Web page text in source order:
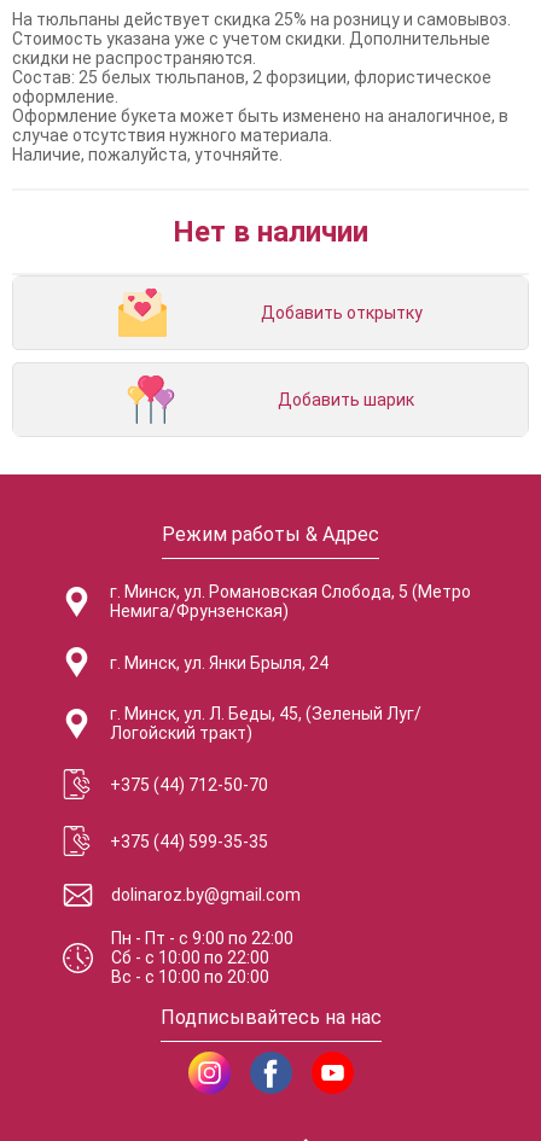
На тюльпаны действует скидка 25% на розницу и самовывоз.
Стоимость указана уже с учетом скидки. Дополнительные
скидки не распространяются.
Состав: 25 белых тюльпанов, 2 форзиции, флористическое
оформление.
Оформление букета может быть изменено на аналогичное, в
случае отсутствия нужного материала.
Наличие, пожалуйста, уточняйте.
Нет в наличии
Добавить открытку
Добавить шарик
Режим работы & Адрес
г. Минск, ул. Романовская Слобода, 5 (Метро
Немига/Фрунзенская)
г. Минск, ул. Янки Брыля, 24
г. Минск, ул. Л. Беды, 45, (Зеленый Луг/
Логойский тракт)
+375 (44) 712-50-70
+375 (44) 599-35-35
dolinaroz.by@gmail.com
Пн - Пт -с 9:00по 22:00
Сб -с 10:00по 22:00
Вс -с 10:00по 20:00
Подписывайтесь на нас